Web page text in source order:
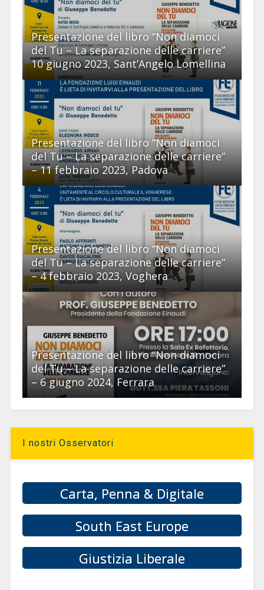
Presentazione del libro “Non diamoci
del Tu – La separazione delle carriere”
10 giugno 2023, Sant’Angelo Lomellina
Presentazione del libro “Non diamoci
del Tu – La separazione delle carriere”
– 11 febbraio 2023, Padova
Presentazione del libro “Non diamoci
del Tu – La separazione delle carriere”
– 4 febbraio 2023, Voghera
Presentazione del libro “Non diamoci
del Tu – La separazione delle carriere”
– 6 giugno 2024, Ferrara
I nostri Osservatori
Carta, Penna & Digitale
South East Europe
Giustizia Liberale